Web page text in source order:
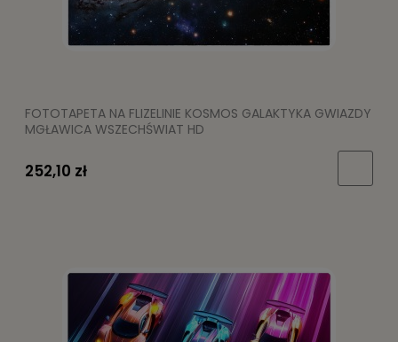
FOTOTAPETA NA FLIZELINIE KOSMOS GALAKTYKA GWIAZDY
MGŁAWICA WSZECHŚWIAT HD
252,10 zł